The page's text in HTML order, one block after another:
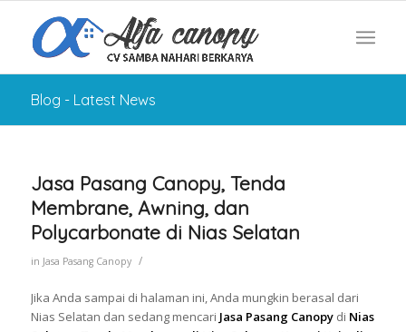
Blog - Latest News
Jasa Pasang Canopy, Tenda
Membrane, Awning, dan
Polycarbonate di Nias Selatan
in Jasa Pasang Canopy /
Jika Anda sampai di halaman ini, Anda mungkin berasal dari
Nias Selatan dan sedang mencari Jasa Pasang Canopy di Nias